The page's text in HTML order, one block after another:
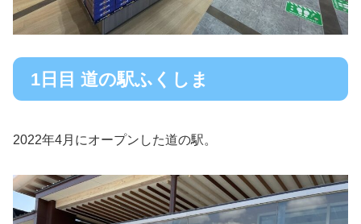
1日目 道の駅ふくしま
2022年4月にオープンした道の駅。